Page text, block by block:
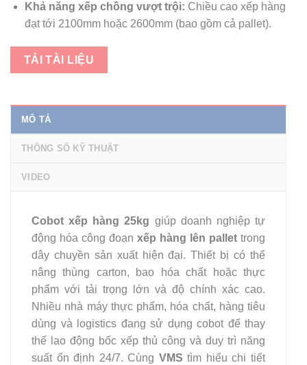
Khả năng xếp chồng vượt trội: Chiều cao xếp hàng
đạt tới 2100mm hoặc 2600mm (bao gồm cả pallet).
TẢI TÀI LIỆU
MÔ TẢ
THÔNG SỐ KỸ THUẬT
VIDEO
Cobot xếp hàng 25kg giúp doanh nghiệp tự
động hóa công đoạn xếp hàng lên pallet trong
dây chuyền sản xuất hiện đại. Thiết bị có thể
nâng thùng carton, bao hóa chất hoặc thực
phẩm với tải trọng lớn và độ chính xác cao.
Nhiều nhà máy thực phẩm, hóa chất, hàng tiêu
dùng và logistics đang sử dụng cobot để thay
thế lao động bốc xếp thủ công và duy trì năng
suất ổn định 24/7. Cùng VMS tìm hiểu chi tiết